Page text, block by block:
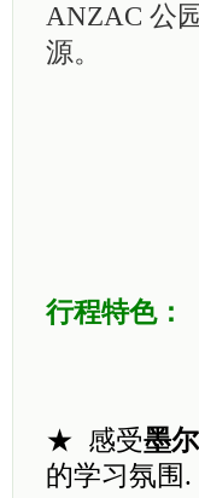
ANZAC 公园
源。
行程特色：
★ 感受墨
的学习氛围 .